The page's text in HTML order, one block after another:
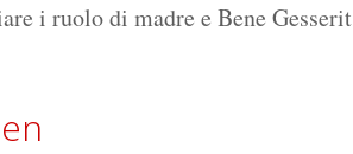
i ruolo di madre e Bene